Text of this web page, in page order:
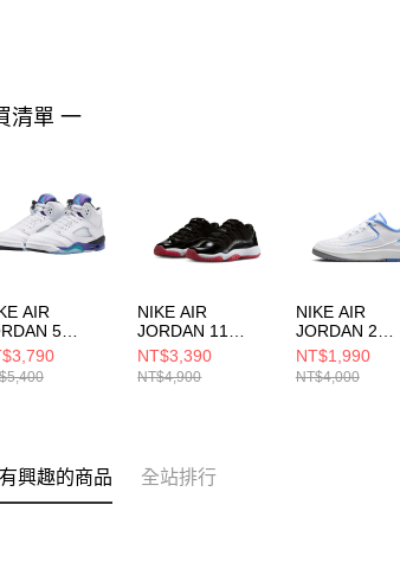
清單 一
AIR
5
OG (GS)
籃球鞋
NIKE AIR
JORDAN 11
RETRO LOW
(GS) 大童 籃球鞋
FV5121006
NT$3,390
NT$4,900
NIKE AIR
JORDAN 2
RETRO LOW
(GS) 中大童
鞋 FJ6869104
NT$1,990
NT$4,000
興趣的商品 全站排行